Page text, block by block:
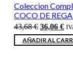
Coleccion
COCO DE
43,68€ El
precio
original
36,06 €El
AÑADIR AL